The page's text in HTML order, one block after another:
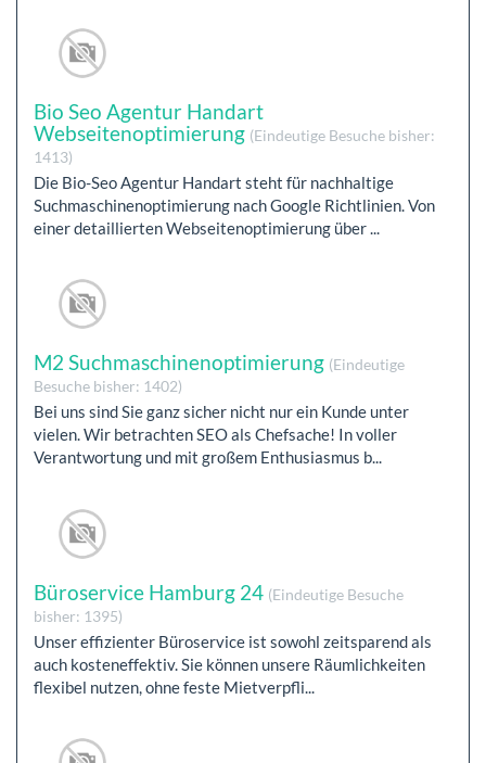
Bio Seo Agentur Handart
Webseitenoptimierung (Eindeutige Besuche bisher:
1413)
Die Bio-Seo Agentur Handart steht für nachhaltige
Suchmaschinenoptimierung nach Google Richtlinien. Von
einer detaillierten Webseitenoptimierung über ...
M2 Suchmaschinenoptimierung (Eindeutige
Besuche bisher: 1402)
Bei uns sind Sie ganz sicher nicht nur ein Kunde unter
vielen. Wir betrachten SEO als Chefsache! In voller
Verantwortung und mit großem Enthusiasmus b...
Büroservice Hamburg 24 (Eindeutige Besuche
bisher: 1395)
Unser effizienter Büroservice ist sowohl zeitsparend als
auch kosteneffektiv. Sie können unsere Räumlichkeiten
flexibel nutzen, ohne feste Mietverpfli...